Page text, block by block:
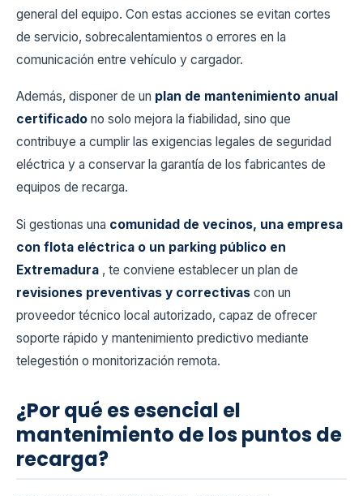
general del equipo. Con estas acciones se evitan cortes
de servicio, sobrecalentamientos o errores en la
comunicación entre vehículo y cargador.
Además, disponer de un plan de mantenimiento anual
certificado no solo mejora la fiabilidad, sino que
contribuye a cumplir las exigencias legales de seguridad
eléctrica y a conservar la garantía de los fabricantes de
equipos de recarga.
Si gestionas una comunidad de vecinos, una empresa
con flota eléctrica o un parking público en
Extremadura , te conviene establecer un plan de
revisiones preventivas y correctivas con un
proveedor técnico local autorizado, capaz de ofrecer
soporte rápido y mantenimiento predictivo mediante
telegestión o monitorización remota.
¿Por qué es esencial el
mantenimiento de los puntos de
recarga?